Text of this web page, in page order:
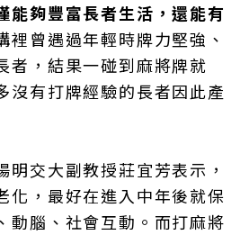
能夠豐富長者生活，還能有
裡曾遇過年輕時牌力堅強、
者，結果一碰到麻將牌就
沒有打牌經驗的長者因此產
明交大副教授莊宜芳表示，
化，最好在進入中年後就保
動腦、社會互動。而打麻將